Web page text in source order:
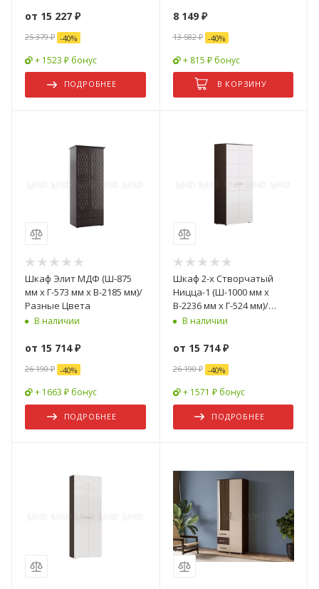
от 15 227 ₽
25 379 ₽ -40%
+ 1523 ₽ бонус
ПОДРОБНЕЕ
8 149₽
13 582₽ -40%
+ 815 ₽ бонус
В КОРЗИНУ
Шкаф Элит МДФ (Ш-875
мм x Г-573 мм х В-2185 мм)/
Разные Цвета
В наличии
от 15 714 ₽
26 190 ₽ -40%
+ 1663 ₽ бонус
ПОДРОБНЕЕ
Шкаф 2-х Створчатый
Ницца-1 (Ш-1000 мм x
В-2236 мм x Г-524 мм)/
Разные Цвета
В наличии
от 15 714 ₽
26 190 ₽ -40%
+ 1571 ₽ бонус
ПОДРОБНЕЕ